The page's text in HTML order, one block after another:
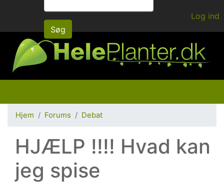
hovedindhold
Søg
Log ind
Hjem Forums Debat
HJÆLP !!!! Hvad kan
jeg spise